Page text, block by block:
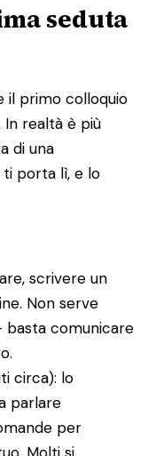
seduta
il primo colloquio
realtà è più
di una
porta lì, e lo
scrivere un
Non serve
comunicare
circa): lo
parlare
per